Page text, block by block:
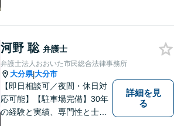
ービスを受けられるべく、社
会正義の実現のために最善を
尽くします。
河野 聡 弁護士
弁護士法人おおいた市民総合法律事務所
大分県|大分市
【即日相談可／夜間・休日対
応可能】【駐車場完備】30年
の経験と実績、専門性と士業
詳細を見
る